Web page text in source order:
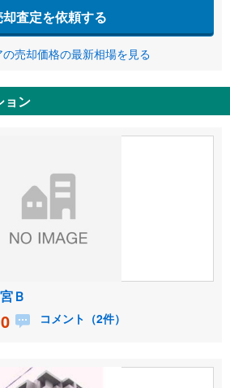
査定を依頼する
売却価格の最新相場を見る
ョン
Ｂ
コメント（2件）